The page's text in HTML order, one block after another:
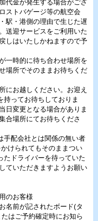
代金が発生する場合がござ
ストバゲージ等の航空会
駅・港側の理由で生じた遅
送迎サービスをご利用いた
しはいたしかねますので予
一時的に待ち合わせ場所を
場所でそのままお待ちくだ
にお越しください。お迎え
ってお待ちしておりま
日変更となる場合がありま
合場所にてお待ちくださ
手配会社とは関係の無い者
けられてもそのままつい
たドライバーを待っていた
ていただきますようお願い
のお客様
名前が記されたボード(タ
はご予約確定時にお知ら